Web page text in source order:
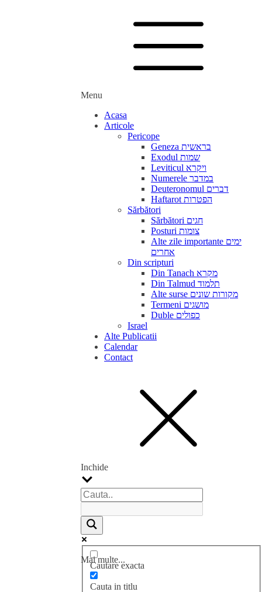
Menu
Acasa
Articole
Pericope
Geneza בראשית
Exodul שמות
Leviticul ויקרא
Numerele במדבר
Deuteronomul דברים
Haftarot הפטרות
Sărbători
Sărbători חגים
Posturi צומות
Alte zile importante ימים
אחרים
Din scripturi
Din Tanach מקרא
Din Talmud תלמוד
Alte surse מקורות שונים
Termeni מושגים
Duble כפולים
Israel
Alte Publicatii
Calendar
Contact
Inchide
Mai multe...
Cautare exacta
Cauta in titlu